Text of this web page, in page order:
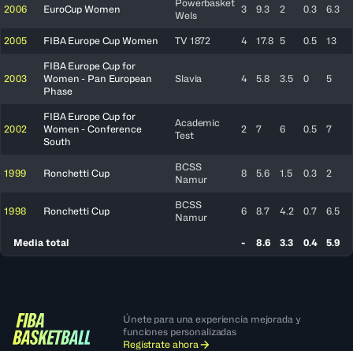
2006 EuroCup Women
Powerbasket
Wels
3 9.3 2 0.3 6.3
2005 FIBA Europe Cup Women TV 1872 4 17.8 5 0.5 13
2003
FIBA Europe Cup for
Women - Pan European
Phase
Slavia 4 5.8 3.5 0 5
2002
FIBA Europe Cup for
Women - Conference
South
Academic
Test
2 7 6 0.5 7
1999 Ronchetti Cup
BCSS
Namur
8 5.6 1.5 0.3 2
1998 Ronchetti Cup
BCSS
Namur
6 8.7 4.2 0.7 6.5
Media total - 8.6 3.3 0.4 5.9
Únete para una experiencia mejorada y
funciones personalizadas
Regístrate ahora